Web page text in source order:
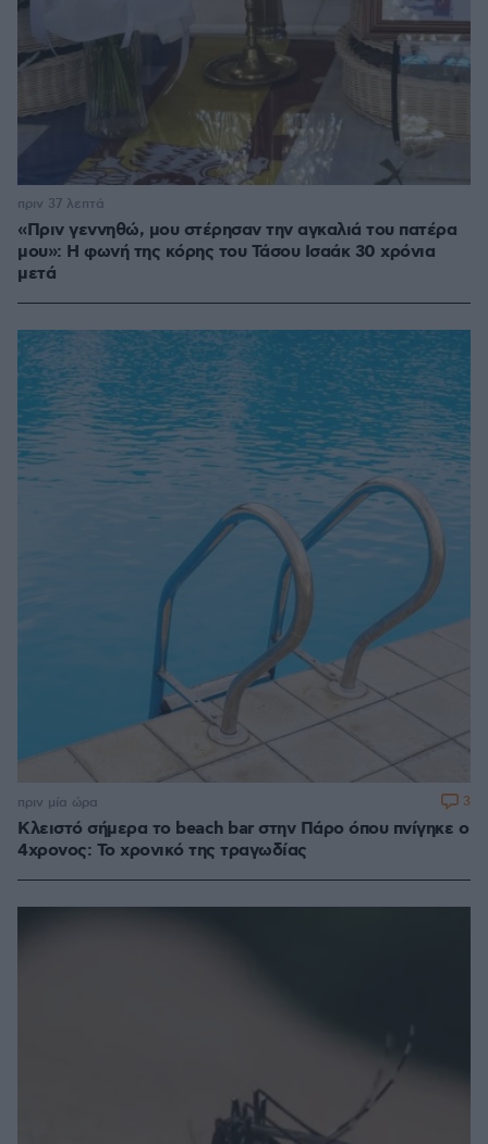
«Πριν γεννηθώ, μου στέρησαν την αγκαλιά του πατέρα
μου»: Η φωνή της κόρης του Τάσου Ισαάκ 30 χρόνια
μετά
πριν 37 λεπτά
Κλειστό σήμερα το beach bar στην Πάρο όπου πνίγηκε ο
4χρονος: Το χρονικό της τραγωδίας
πριν μία ώρα 3